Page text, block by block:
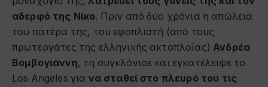
αδερφό της Νίκο. Πριν από δύο χρόνια η απώλεια
του πατέρα της, του εφοπλιστή (από τους
πρωτεργάτες της ελληνικής ακτοπλοΐας) Ανδρέα
Βομβογιάννη, τη συγκλόνισε και εγκατέλειψε το
Los Angeles για να σταθεί στο πλευρό του τις